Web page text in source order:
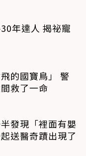
年達人 揭祕寵
的國寶鳥」 警
救了一命
發現「裡面有嬰
送醫奇蹟出現了